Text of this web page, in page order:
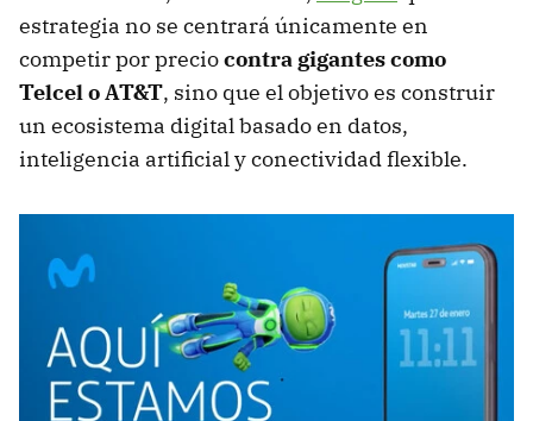
estrategia no se centrará únicamente en
competir por preciocontra gigantes como
Telcel o AT&T, sino que el objetivo es construir
un ecosistema digital basado en datos,
inteligencia artificial y conectividad flexible.